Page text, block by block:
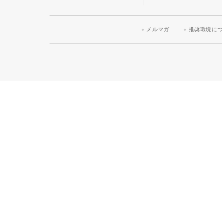
メルマガ 推奨環境に